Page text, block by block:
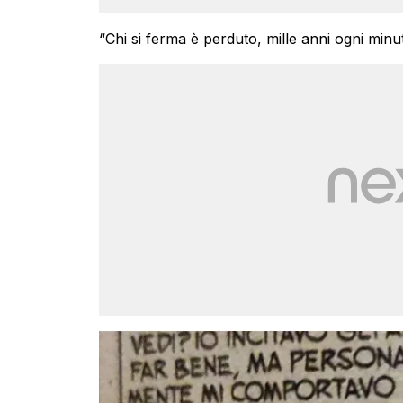
“Chi si ferma è perduto, mille anni ogni